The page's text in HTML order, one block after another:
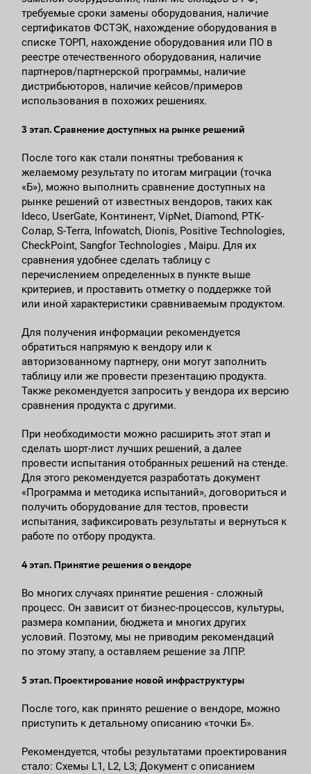
требуемые сроки замены оборудования, наличие
сертификатов ФСТЭК, нахождение оборудования в
списке ТОРП, нахождение оборудования или ПО в
реестре отечественного оборудования, наличие
партнеров/партнерской программы, наличие
дистрибьюторов, наличие кейсов/примеров
использования в похожих решениях.
3 этап. Сравнение доступных на рынке решений
После того как стали понятны требования к
желаемому результату по итогам миграции (точка
«Б»), можно выполнить сравнение доступных на
рынке решений от известных вендоров, таких как
Ideco, UserGate, Континент, VipNet, Diamond, РТК-
Солар, S-Terra, Infowatch, Dionis, Positive Technologies,
CheckPoint, Sangfor Technologies , Maipu. Для их
сравнения удобнее сделать таблицу с
перечислением определенных в пункте выше
критериев, и проставить отметку о поддержке той
или иной характеристики сравниваемым продуктом.
Для получения информации рекомендуется
обратиться напрямую к вендору или к
авторизованному партнеру, они могут заполнить
таблицу или же провести презентацию продукта.
Также рекомендуется запросить у вендора их версию
сравнения продукта с другими.
При необходимости можно расширить этот этап и
сделать шорт-лист лучших решений, а далее
провести испытания отобранных решений на стенде.
Для этого рекомендуется разработать документ
«Программа и методика испытаний», договориться и
получить оборудование для тестов, провести
испытания, зафиксировать результаты и вернуться к
работе по отбору продукта.
4 этап. Принятие решения о вендоре
Во многих случаях принятие решения - сложный
процесс. Он зависит от бизнес-процессов, культуры,
размера компании, бюджета и многих других
условий. Поэтому, мы не приводим рекомендаций
по этому этапу, а оставляем решение за ЛПР.
5 этап. Проектирование новой инфраструктуры
После того, как принято решение о вендоре, можно
приступить к детальному описанию «точки Б».
Рекомендуется, чтобы результатами проектирования
стало: Схемы L1, L2, L3; Документ с описанием